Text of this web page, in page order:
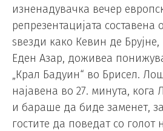
изненадувачка вечер
репрезентацијата составена
ѕвезди како Кевин де
Еден Азар, доживеа
„Крал Бадуин“ во Брисел.
најавена во 27. минута, кога
и бараше да биде заменет,
гостите да поведат со голот